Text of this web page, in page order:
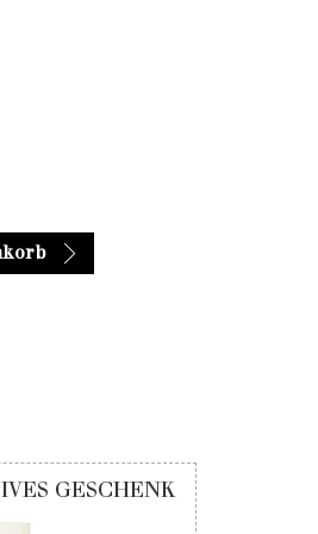
GESCHENK